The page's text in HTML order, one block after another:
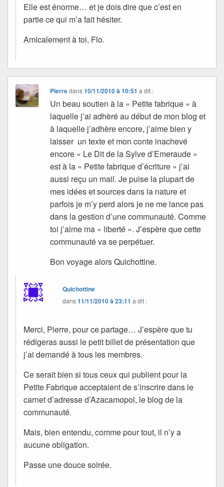
Elle est énorme… et je dois dire que c’est en
partie ce qui m’a fait hésiter.
Amicalement à toi, Flo.
Pierredans10/11/2010 à 10:51 a dit :
Un beau soutien à la « Petite fabrique » à
laquelle j’ai adhèré au début de mon blog et
à laquelle j’adhère encore, j’aime bien y
laisser un texte et mon conte inachevé
encore « Le Dit de la Sylve d’Emeraude »
est à la « Petite fabrique d’écriture » j’ai
aussi reçu un mail. Je puise la plupart de
mes idées et sources dans la nature et
parfois je m’y perd alors je ne me lance pas
dans la gestion d’une communauté. Comme
toi j’aime ma « liberté ». J’espère que cette
communauté va se perpétuer.
Bon voyage alors Quichottine.
Quichottine
dans11/11/2010 à 23:11 a dit :
Merci, Pierre, pour ce partage… J’espère que tu
rédigeras aussi le petit billet de présentation que
j’ai demandé à tous les membres.
Ce serait bien si tous ceux qui publient pour la
Petite Fabrique acceptaient de s’inscrire dans le
carnet d’adresse d’Azacamopol, le blog de la
communauté.
Mais, bien entendu, comme pour tout, il n’y a
aucune obligation.
Passe une douce soirée.